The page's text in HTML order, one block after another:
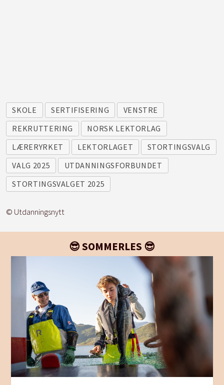
SKOLE SERTIFISERING
VENSTRE
REKRUTTERING
NORSK LEKTORLAG
LÆRERYRKET
LEKTORLAGET
STORTINGSVALG
VALG 2025
UTDANNINGSFORBUNDET
STORTINGSVALGET 2025
© Utdanningsnytt
😎 SOMMERLES 😎